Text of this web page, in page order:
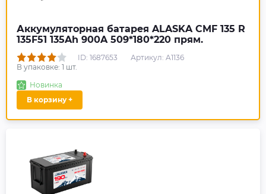
Аккумуляторная батарея ALASKA CMF 135 R
135F51 135Ah 900A 509*180*220 прям.
ID: 1687653
Артикул: A1136
В упаковке: 1 шт.
Новинка
В корзину +